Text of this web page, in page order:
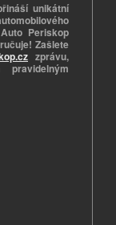
unikátní
Periskop
Zašlete
zprávu,